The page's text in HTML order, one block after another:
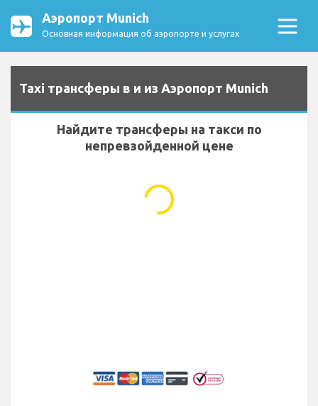
Аэропорт Munich
Основная информация об аэропорте и услугах
Taxi трансферы в и из Аэропорт Munich
Найдите трансферы на такси по
непревзойденной цене
...